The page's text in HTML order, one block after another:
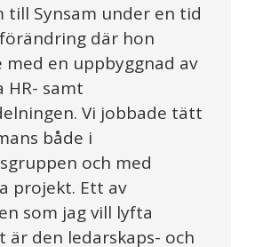
till Synsam under en tid
där hon
med en uppbyggnad av
HR- samt
Vi jobbade tätt
både i
och med
projekt. Ett av
som jag vill lyfta
är den ledarskaps- och